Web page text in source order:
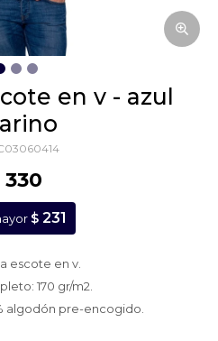
330
$ 231
escote en v.
170 gr/m2.
algodón pre-encogido.